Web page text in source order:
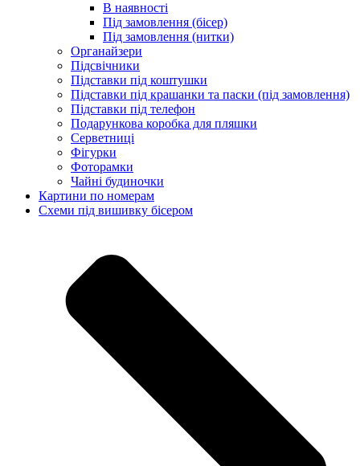
В наявності
Під замовлення (бісер)
Під замовлення (нитки)
Органайзери
Підсвічники
Підставки під коштушки
Підставки під крашанки та паски (під замовлення)
Підставки під телефон
Подарункова коробка для пляшки
Серветниці
Фігурки
Фоторамки
Чайні будиночки
Картини по номерам
Схеми під вишивку бісером